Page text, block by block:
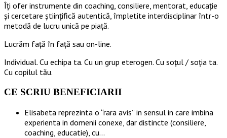
Îți ofer instrumente din coaching, consiliere, mentorat, educație
și cercetare științifică autentică, împletite interdisciplinar într-o
metodă de lucru unică pe piață.
Lucrăm față în față sau on-line.
Individual. Cu echipa ta. Cu un grup eterogen. Cu soțul / soția ta.
Cu copilul tău.
CE SCRIU BENEFICIARII
Elisabeta reprezinta o “rara avis” in sensul in care imbina
experienta in domenii conexe, dar distincte (consiliere,
coaching, educatie), cu…